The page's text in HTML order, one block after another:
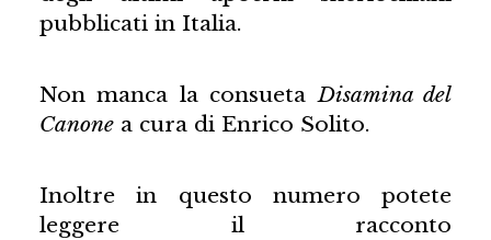
pubblicati in Italia.
Non manca la consuetaDisamina del
Canonea cura di Enrico Solito.
Inoltre in questo numero potete
leggere il racconto